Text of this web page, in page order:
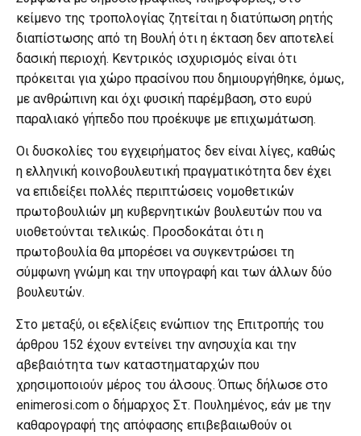
κείμενο της τροπολογίας ζητείται η διατύπωση ρητής
διαπίστωσης από τη Βουλή ότι η έκταση δεν αποτελεί
δασική περιοχή. Κεντρικός ισχυρισμός είναι ότι
πρόκειται για χώρο πρασίνου που δημιουργήθηκε, όμως,
με ανθρώπινη και όχι φυσική παρέμβαση, στο ευρύ
παραλιακό γήπεδο που προέκυψε με επιχωμάτωση.
Οι δυσκολίες του εγχειρήματος δεν είναι λίγες, καθώς
η ελληνική κοινοβουλευτική πραγματικότητα δεν έχει
να επιδείξει πολλές περιπτώσεις νομοθετικών
πρωτοβουλιών μη κυβερνητικών βουλευτών που να
υιοθετούνται τελικώς. Προσδοκάται ότι η
πρωτοβουλία θα μπορέσει να συγκεντρώσει τη
σύμφωνη γνώμη και την υπογραφή και των άλλων δύο
βουλευτών.
Στο μεταξύ, οι εξελίξεις ενώπιον της Επιτροπής του
άρθρου 152 έχουν εντείνει την ανησυχία και την
αβεβαιότητα των καταστηματαρχών που
χρησιμοποιούν μέρος του άλσους. Όπως δήλωσε στο
enimerosi.com ο δήμαρχος Στ. Πουλημένος, εάν με την
καθαρογραφή της απόφασης επιβεβαιωθούν οι